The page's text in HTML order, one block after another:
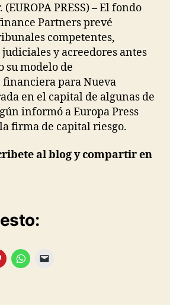
PRESS) – El fondo
Partners prevé
competentes,
y acreedores antes
su modelo de
para Nueva
en el capital de algunas de
informó a Europa Press
firma de capital riesgo.
al blog y compartir en